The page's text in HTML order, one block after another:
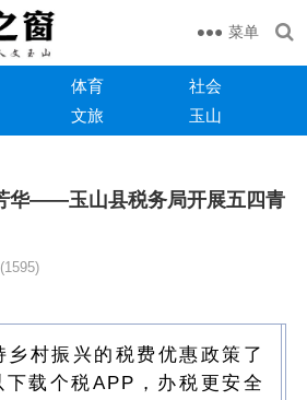
菜单
体育
社会
文旅 玉山
华——玉山县税务局开展五四青
(1595)
乡村振兴的税费优惠政策了
下载个税APP，办税更安全